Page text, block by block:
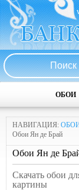
ОБОИ
НАВИГАЦИЯ:
Обои Ян де Брай
Обои Ян де
Скачать обои
картины